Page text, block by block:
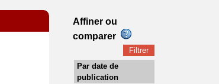
Affiner ou
comparer
Par date de
publication